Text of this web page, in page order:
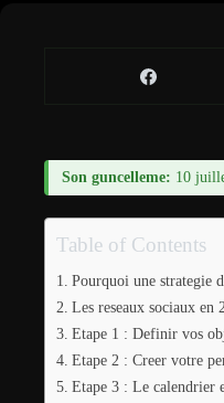
Son guncelleme: 10
Table of Contents
Pourquoi une strategie
Les reseaux sociaux en
Etape 1 : Definir vos
Etape 2 : Creer votre
Etape 3 : Le calendrier